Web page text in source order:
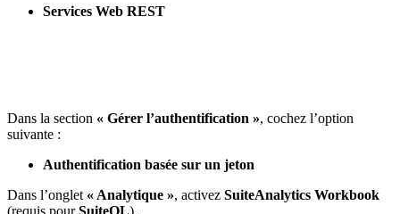
Services Web REST
Dans la section « Gérer l’authentification », cochez l’option
suivante :
Authentification basée sur un jeton
Dans l’onglet « Analytique », activez SuiteAnalytics Workbook
(requis pourSuiteQL).